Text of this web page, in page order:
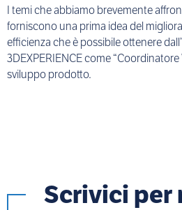
I temi che abbiamo brevemente
forniscono una prima idea del
efficienza che è possibile ottenere
3DEXPERIENCE come
sviluppo prodotto.
Scrivici per